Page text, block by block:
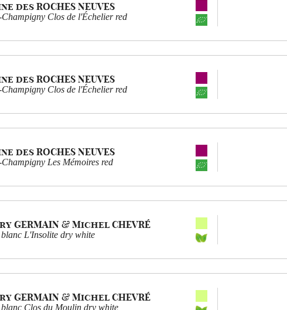
des ROCHES NEUVES
Champigny Clos de l'Échelier red
des ROCHES NEUVES
Champigny Clos de l'Échelier red
des ROCHES NEUVES
Les Mémoires red
GERMAIN & Michel CHEVRÉ
L'Insolite dry white
GERMAIN & Michel CHEVRÉ
Clos du Moulin dry white